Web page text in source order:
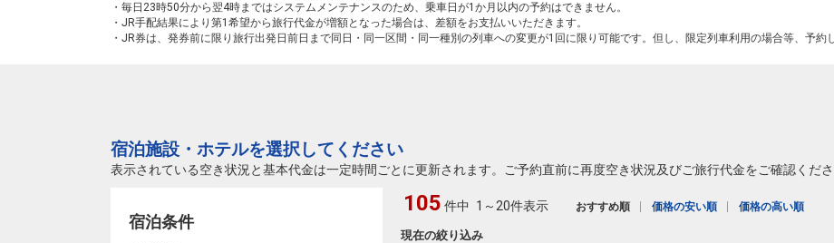
・毎日23時50分から翌4時まではシステムメンテナンスのため、乗車日が1か月以内の予約はできません。
・JR手配結果により第1希望から旅行代金が増額となった場合は、差額をお支払いいただきます。
・JR券は、発券前に限り旅行出発日前日まで同日・同一区間・同一種別の列車への変更が1回に限り可能です。但し、限定列車利用の場合等、予約
宿泊施設・ホテルを選択してください
表示されている空き状況と基本代金は一定時間ごとに更新されます。ご予約直前に再度空き状況及びご旅行代金をご確認くださ
宿泊条件
現在の絞り込み
105 件中 1～20件表示 おすすめ順 価格の安い順 価格の高い順